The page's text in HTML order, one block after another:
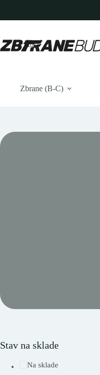
obsah
Zbrane (B-C)
Stav na sklade
Na sklade